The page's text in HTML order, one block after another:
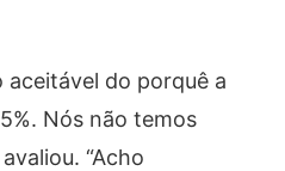
aceitável do porquê a
Nós não temos
“Acho